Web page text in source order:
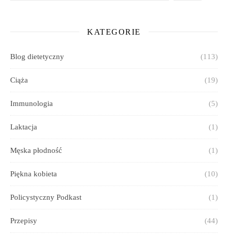
KATEGORIE
Blog dietetyczny (113)
Ciąża (19)
Immunologia (5)
Laktacja (1)
Męska płodność (1)
Piękna kobieta (10)
Policystyczny Podkast (1)
Przepisy (44)